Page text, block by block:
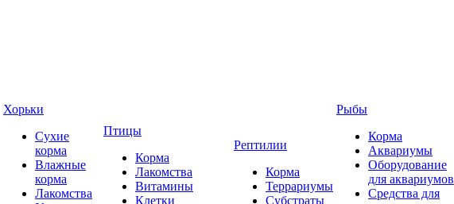
Хорьки
Сухие
корма
Влажные
корма
Лакомства
Птицы
Корма
Лакомства
Витамины
Клетки
Рептилии
Корма
Террариумы
Субстраты
Рыбы
Корма
Аквариумы
Оборудование
для аквариумов
Средства для